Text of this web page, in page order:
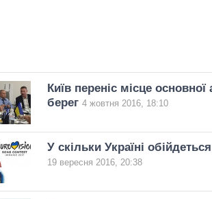
Київ переніс місце
берег 4 жовтня 2016, 18:10
У скільки Україні
19 вересня 2016, 20:38